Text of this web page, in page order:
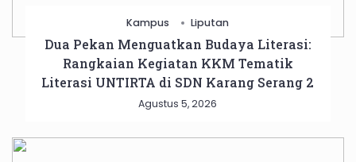
Kampus Liputan
Dua Pekan Menguatkan Budaya Literasi:
Rangkaian Kegiatan KKM Tematik
Literasi UNTIRTA di SDN Karang Serang 2
Agustus 5, 2026